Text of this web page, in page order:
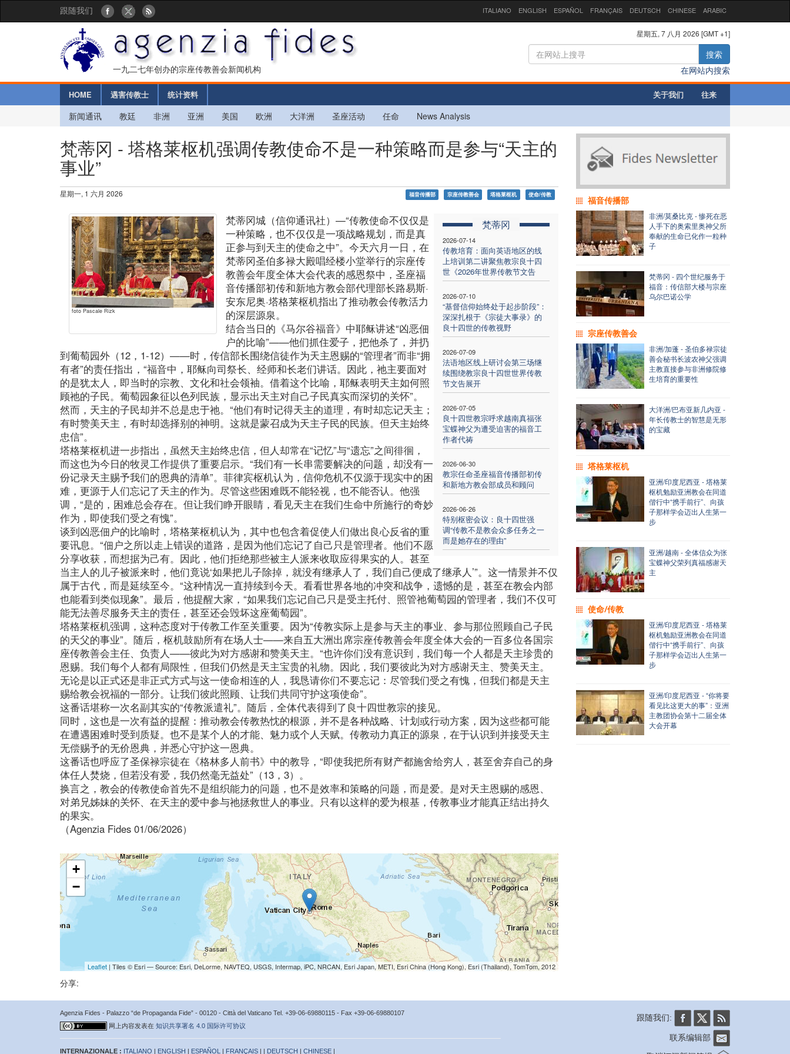
跟随我们 ITALIANO ENGLISH ESPAÑOL FRANÇAIS DEUTSCH CHINESE ARABIC
一九二七年创办的宗座传教善会新闻机构
星期五, 7 八月 2026 [GMT +1]
搜索
在网站内搜索
HOME 遇害传教士 统计资料 关于我们 往来
新闻通讯 教廷 非洲 亚洲 美国 欧洲 大洋洲 圣座活动 任命 News Analysis
梵蒂冈 - 塔格莱枢机强调传教使命不是一种策略而是参与“天主的
事业”
星期一, 1 六月 2026 福音传播部 宗座传教善会 塔格莱枢机 使命/传教
foto Pascale Rizk
梵蒂冈
2026-07-14
传教培育：面向英语地区的线
上培训第二讲聚焦教宗良十四
世《2026年世界传教节文告
2026-07-10
“基督信仰始终处于起步阶段”：
深深扎根于《宗徒大事录》的
良十四世的传教视野
2026-07-09
法语地区线上研讨会第三场继
续围绕教宗良十四世世界传教
节文告展开
2026-07-05
良十四世教宗呼求越南真福张
宝蝶神父为遭受迫害的福音工
作者代祷
2026-06-30
教宗任命圣座福音传播部初传
和新地方教会部成员和顾问
2026-06-26
特别枢密会议：良十四世强
调“传教不是教会众多任务之一
而是她存在的理由”
梵蒂冈城（信仰通讯社）—“传教使命不仅仅是
一种策略，也不仅仅是一项战略规划，而是真
正参与到天主的使命之中”。今天六月一日，在
梵蒂冈圣伯多禄大殿唱经楼小堂举行的宗座传
教善会年度全体大会代表的感恩祭中，圣座福
音传播部初传和新地方教会部代理部长路易斯·
安东尼奥·塔格莱枢机指出了推动教会传教活力
的深层源泉。
结合当日的《马尔谷福音》中耶稣讲述“凶恶佃
户的比喻”——他们抓住爱子，把他杀了，并扔
到葡萄园外（12，1-12）——时，传信部长围绕信徒作为天主恩赐的“管理者”而非“拥
有者”的责任指出，“福音中，耶稣向司祭长、经师和长老们讲话。因此，祂主要面对
的是犹太人，即当时的宗教、文化和社会领袖。借着这个比喻，耶稣表明天主如何照
顾祂的子民。葡萄园象征以色列民族，显示出天主对自己子民真实而深切的关怀”。
然而，天主的子民却并不总是忠于祂。“他们有时记得天主的道理，有时却忘记天主；
有时赞美天主，有时却选择别的神明。这就是蒙召成为天主子民的民族。但天主始终
忠信”。
塔格莱枢机进一步指出，虽然天主始终忠信，但人却常在“记忆”与“遗忘”之间徘徊，
而这也为今日的牧灵工作提供了重要启示。“我们有一长串需要解决的问题，却没有一
份记录天主赐予我们的恩典的清单”。菲律宾枢机认为，信仰危机不仅源于现实中的困
难，更源于人们忘记了天主的作为。尽管这些困难既不能轻视，也不能否认。他强
调，“是的，困难总会存在。但让我们睁开眼睛，看见天主在我们生命中所施行的奇妙
作为，即使我们受之有愧”。
谈到凶恶佃户的比喻时，塔格莱枢机认为，其中也包含着促使人们做出良心反省的重
要讯息。“佃户之所以走上错误的道路，是因为他们忘记了自己只是管理者。他们不愿
分享收获，而想据为己有。因此，他们拒绝那些被主人派来收取应得果实的人。甚至
当主人的儿子被派来时，他们竟说‘如果把儿子除掉，就没有继承人了，我们自己便成了继承人’”。这一情景并不仅
属于古代，而是延续至今。“这种情况一直持续到今天。看看世界各地的冲突和战争，遗憾的是，甚至在教会内部
也能看到类似现象”。最后，他提醒大家，“如果我们忘记自己只是受主托付、照管祂葡萄园的管理者，我们不仅可
能无法善尽服务天主的责任，甚至还会毁坏这座葡萄园”。
塔格莱枢机强调，这种态度对于传教工作至关重要。因为“传教实际上是参与天主的事业、参与那位照顾自己子民
的天父的事业”。随后，枢机鼓励所有在场人士——来自五大洲出席宗座传教善会年度全体大会的一百多位各国宗
座传教善会主任、负责人——彼此为对方感谢和赞美天主。“也许你们没有意识到，我们每一个人都是天主珍贵的
恩赐。我们每个人都有局限性，但我们仍然是天主宝贵的礼物。因此，我们要彼此为对方感谢天主、赞美天主。
无论是以正式还是非正式方式与这一使命相连的人，我恳请你们不要忘记：尽管我们受之有愧，但我们都是天主
赐给教会祝福的一部分。让我们彼此照顾、让我们共同守护这项使命”。
这番话堪称一次名副其实的“传教派遣礼”。随后，全体代表得到了良十四世教宗的接见。
同时，这也是一次有益的提醒：推动教会传教热忱的根源，并不是各种战略、计划或行动方案，因为这些都可能
在遭遇困难时受到质疑。也不是某个人的才能、魅力或个人天赋。传教动力真正的源泉，在于认识到并接受天主
无偿赐予的无价恩典，并悉心守护这一恩典。
这番话也呼应了圣保禄宗徒在《格林多人前书》中的教导，“即使我把所有财产都施舍给穷人，甚至舍弃自己的身
体任人焚烧，但若没有爱，我仍然毫无益处”（13，3）。
换言之，教会的传教使命首先不是组织能力的问题，也不是效率和策略的问题，而是爱。是对天主恩赐的感恩、
对弟兄姊妹的关怀、在天主的爱中参与祂拯救世人的事业。只有以这样的爱为根基，传教事业才能真正结出持久
的果实。
（Agenzia Fides 01/06/2026）
+
−
Leaflet| Tiles © Esri — Source: Esri, DeLorme, NAVTEQ, USGS, Intermap, iPC, NRCAN, Esri Japan, METI, Esri China (Hong Kong), Esri (Thailand), TomTom, 2012
分享:
福音传播部
非洲/莫桑比克 - 惨死在恶
人手下的奥索里奥神父所
奉献的生命已化作一粒种
子
梵蒂冈 - 四个世纪服务于
福音：传信部大楼与宗座
乌尔巴诺公学
宗座传教善会
非洲/加蓬 - 圣伯多禄宗徒
善会秘书长波农神父强调
主教直接参与非洲修院修
生培育的重要性
大洋洲/巴布亚新几内亚 -
年长传教士的智慧是无形
的宝藏
塔格莱枢机
亚洲/印度尼西亚 - 塔格莱
枢机勉励亚洲教会在同道
偕行中“携手前行”、向孩
子那样学会迈出人生第一
步
亚洲/越南 - 全体信众为张
宝蝶神父荣列真福感谢天
主
使命/传教
亚洲/印度尼西亚 - 塔格莱
枢机勉励亚洲教会在同道
偕行中“携手前行”、向孩
子那样学会迈出人生第一
步
亚洲/印度尼西亚 - “你将要
看见比这更大的事”：亚洲
主教团协会第十二届全体
大会开幕
Agenzia Fides - Palazzo “de Propaganda Fide” - 00120 - Città del Vaticano Tel. +39-06-69880115 - Fax +39-06-69880107
网上内容发表在 知识共享署名 4.0 国际许可协议
INTERNAZIONALE : ITALIANO | ENGLISH | ESPAÑOL | FRANÇAIS | | DEUTSCH | CHINESE |
跟随我们:
联系编辑部